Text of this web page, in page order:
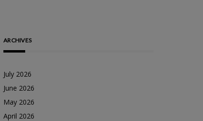
ARCHIVES
July 2026
June 2026
May 2026
April 2026